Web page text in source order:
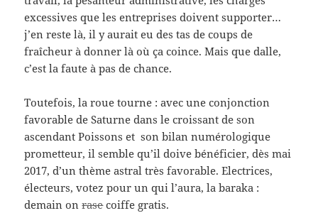
excessives que les entreprises doivent supporter…
j’en reste là, il y aurait eu des tas de coups de
fraîcheur à donner là où ça coince. Mais que dalle,
c’est la faute à pas de chance.
Toutefois, la roue tourne : avec une conjonction
favorable de Saturne dans le croissant de son
ascendant Poissons et son bilan numérologique
prometteur, il semble qu’il doive bénéficier, dès mai
2017, d’un thème astral très favorable. Electrices,
électeurs, votez pour un qui l’aura, la baraka :
demain onrasecoiffe gratis.